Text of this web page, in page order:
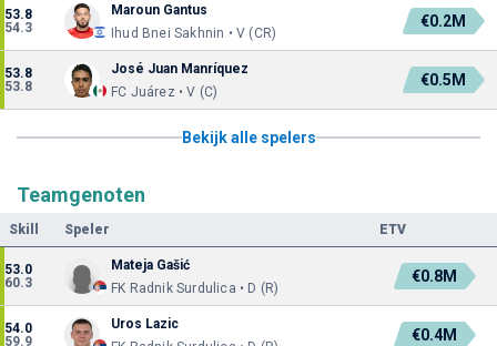
53.8
54.3
Maroun Gantus
Ihud Bnei Sakhnin • V (CR)
€0.2M
53.8
53.8
José Juan Manríquez
FC Juárez • V (C)
€0.5M
Bekijk alle spelers
Teamgenoten
Skill Speler ETV
53.0
60.3
Mateja Gašić
FK Radnik Surdulica • D (R)
€0.8M
54.0
59.9
Uros Lazic
€0.4M